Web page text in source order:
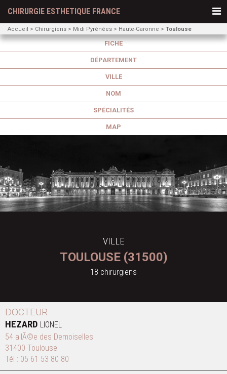
CHIRURGIE ESTHETIQUE FRANCE
Accueil Chirurgiens Midi Pyrénées Haute-Garonne Toulouse
FICHE
DÉPARTEMENT
VILLE
NOM
SPÉCIALITÉS
MAP
VILLE
TOULOUSE (31500)
18 chirurgiens
DOCTEUR
HEZARD LIONEL
54 allÃ©e des Demoiselles
31400 Toulouse
Tél : 05 61 53 80 80